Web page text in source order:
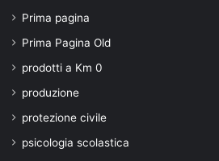
Prima pagina
Prima Pagina Old
prodotti a Km 0
produzione
protezione civile
psicologia scolastica